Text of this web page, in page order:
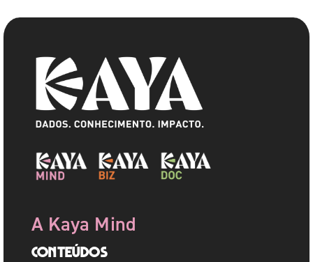
A Kaya Mind
Conteúdos